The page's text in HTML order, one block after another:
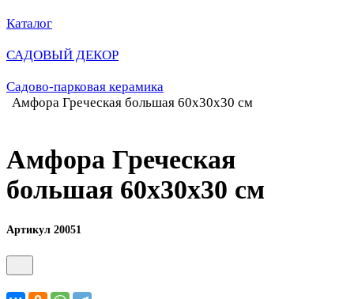
Каталог
САДОВЫЙ ДЕКОР
Садово-парковая керамика
Амфора Греческая большая 60х30х30 см
Амфора Греческая
большая 60х30х30 см
Артикул 20051